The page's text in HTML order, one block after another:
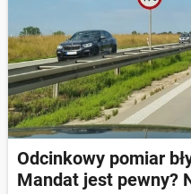
Odcinkowy pomiar
Mandat jest pewny?